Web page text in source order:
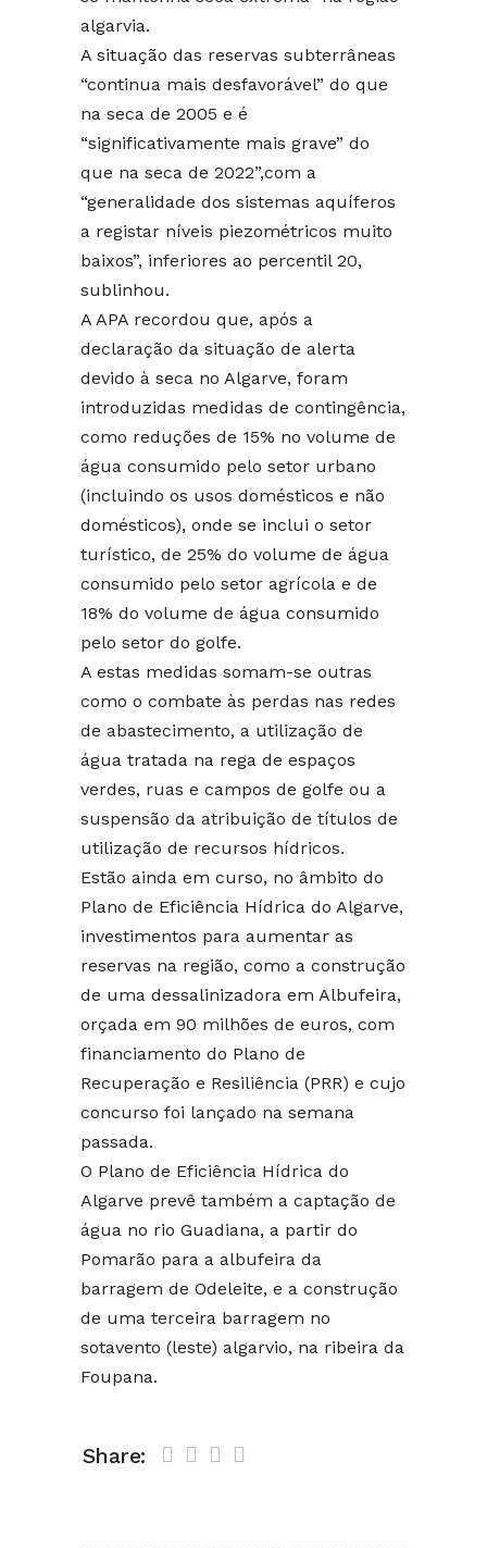
algarvia.
A situação das reservas subterrâneas
“continua mais desfavorável” do que
na seca de 2005 e é
“significativamente mais grave” do
que na seca de 2022”,com a
“generalidade dos sistemas aquíferos
a registar níveis piezométricos muito
baixos”, inferiores ao percentil 20,
sublinhou.
A APA recordou que, após a
declaração da situação de alerta
devido à seca no Algarve, foram
introduzidas medidas de contingência,
como reduções de 15% no volume de
água consumido pelo setor urbano
(incluindo os usos domésticos e não
domésticos), onde se inclui o setor
turístico, de 25% do volume de água
consumido pelo setor agrícola e de
18% do volume de água consumido
pelo setor do golfe.
A estas medidas somam-se outras
como o combate às perdas nas redes
de abastecimento, a utilização de
água tratada na rega de espaços
verdes, ruas e campos de golfe ou a
suspensão da atribuição de títulos de
utilização de recursos hídricos.
Estão ainda em curso, no âmbito do
Plano de Eficiência Hídrica do Algarve,
investimentos para aumentar as
reservas na região, como a construção
de uma dessalinizadora em Albufeira,
orçada em 90 milhões de euros, com
financiamento do Plano de
Recuperação e Resiliência (PRR) e cujo
concurso foi lançado na semana
passada.
O Plano de Eficiência Hídrica do
Algarve prevê também a captação de
água no rio Guadiana, a partir do
Pomarão para a albufeira da
barragem de Odeleite, e a construção
de uma terceira barragem no
sotavento (leste) algarvio, na ribeira da
Foupana.
Share: